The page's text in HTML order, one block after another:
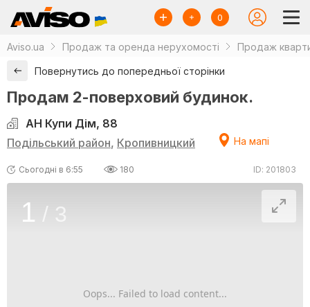
0
Aviso.ua Продаж та оренда нерухомості Продаж
Повернутись до попередньої сторінки
Продам 2-поверховий будинок.
АН Купи Дім, 88
Подільський район, Кропивницкий На мапі
Сьогодні в 6:55 180 ID: 201803
Oops... Failed to load content...
1 / 3